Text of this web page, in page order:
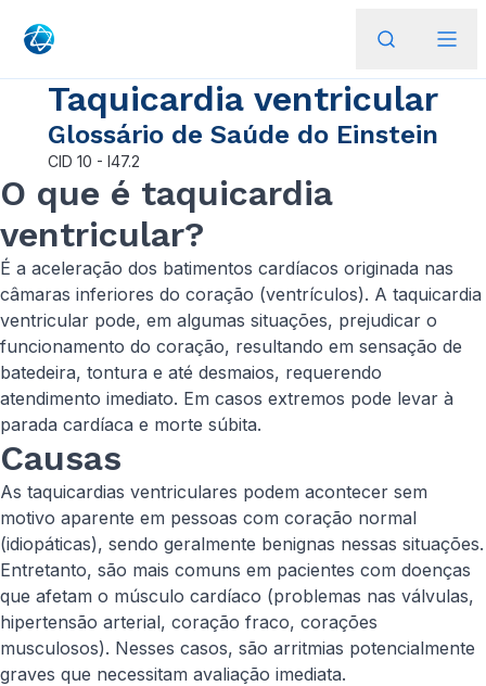
Taquicardia ventricular
Glossário de Saúde do Einstein
CID 10 - I47.2
O que é taquicardia
ventricular?
É a aceleração dos batimentos cardíacos originada nas
câmaras inferiores do coração (ventrículos). A taquicardia
ventricular pode, em algumas situações, prejudicar o
funcionamento do coração, resultando em sensação de
batedeira, tontura e até desmaios, requerendo
atendimento imediato. Em casos extremos pode levar à
parada cardíaca e morte súbita.
Causas
As taquicardias ventriculares podem acontecer sem
motivo aparente em pessoas com coração normal
(idiopáticas), sendo geralmente benignas nessas situações.
Entretanto, são mais comuns em pacientes com doenças
que afetam o músculo cardíaco (problemas nas válvulas,
hipertensão arterial, coração fraco, corações
musculosos). Nesses casos, são arritmias potencialmente
graves que necessitam avaliação imediata.